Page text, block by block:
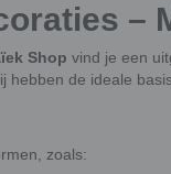
–
Shop vind je een
de ideale
zoals: